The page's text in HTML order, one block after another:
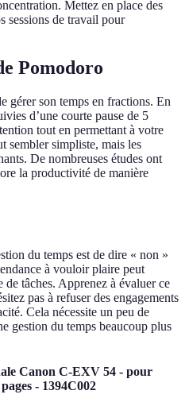
Mettez en place des
sessions de travail pour
Pomodoro
gérer son temps en fractions. En
d’une courte pause de 5
tout en permettant à votre
sembler simpliste, mais les
De nombreuses études ont
la productivité de manière
du temps est de dire « non »
à vouloir plaire peut
tâches. Apprenez à évaluer ce
pas à refuser des engagements
Cela nécessite un peu de
gestion du temps beaucoup plus
Canon C-EXV 54 - pour
- 1394C002